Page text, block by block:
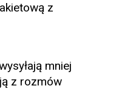
z
mniej
z rozmów